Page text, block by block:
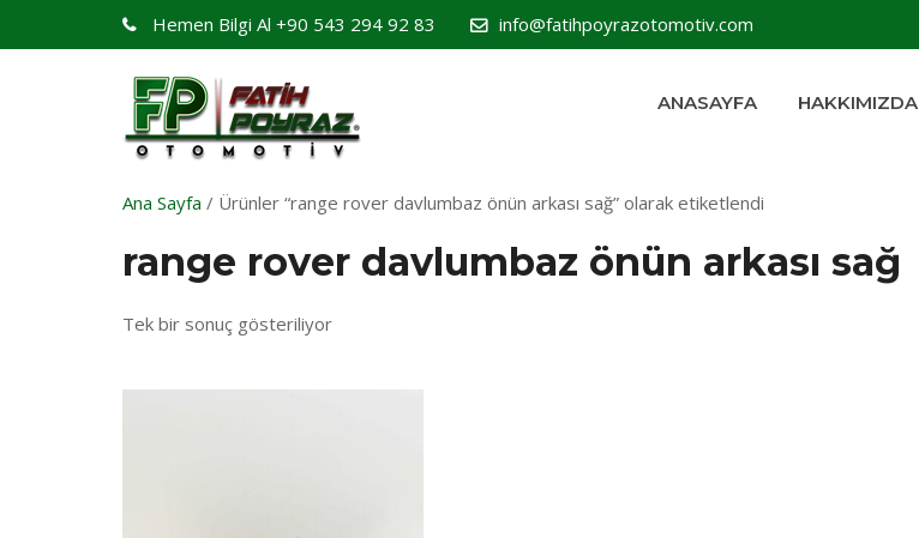
Hemen Bilgi Al +90 543 294 92 83 info@fatihpoyrazotomotiv.com
ANASAYFA HAKKIMIZDA
Ana Sayfa / Ürünler “range rover davlumbaz önün arkası sağ” olarak etiketlendi
range rover davlumbaz önün arkası sağ
Tek bir sonuç gösteriliyor